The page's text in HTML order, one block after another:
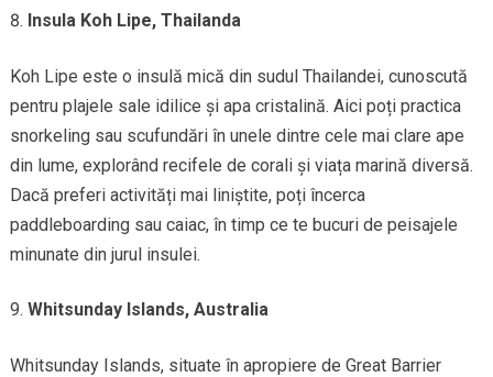
Insula Koh Lipe, Thailanda
Koh Lipe este o insulă mică din sudul Thailandei, cunoscută
pentru plajele sale idilice și apa cristalină. Aici poți practica
snorkeling sau scufundări în unele dintre cele mai clare ape
din lume, explorând recifele de corali și viața marină diversă.
Dacă preferi activități mai liniștite, poți încerca
paddleboarding sau caiac, în timp ce te bucuri de peisajele
minunate din jurul insulei.
Whitsunday Islands, Australia
Whitsunday Islands, situate în apropiere de Great Barrier